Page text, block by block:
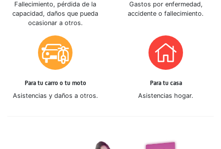
Fallecimiento, pérdida de la
capacidad, daños que pueda
ocasionar a otros.
Gastos por enfermedad,
accidente o fallecimiento.
Para tu carro o tu moto
Asistencias y daños a otros.
Para tu casa
Asistencias hogar.